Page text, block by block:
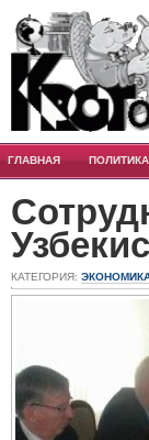
ГЛАВНАЯ ПОЛИТИКА
КАТЕГОРИЯ: